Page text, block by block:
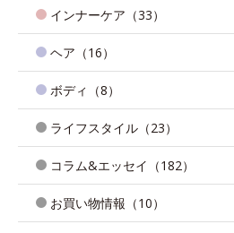
インナーケア（33）
ヘア（16）
ボディ（8）
ライフスタイル（23）
コラム&エッセイ（182）
お買い物情報（10）